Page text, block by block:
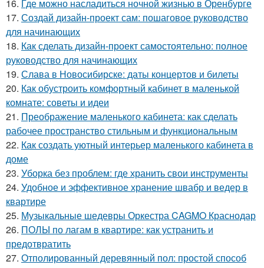
16. Где можно насладиться ночной жизнью в Оренбурге
17. Создай дизайн-проект сам: пошаговое руководство
для начинающих
18. Как сделать дизайн-проект самостоятельно: полное
руководство для начинающих
19. Слава в Новосибирске: даты концертов и билеты
20. Как обустроить комфортный кабинет в маленькой
комнате: советы и идеи
21. Преображение маленького кабинета: как сделать
рабочее пространство стильным и функциональным
22. Как создать уютный интерьер маленького кабинета в
доме
23. Уборка без проблем: где хранить свои инструменты
24. Удобное и эффективное хранение швабр и ведер в
квартире
25. Музыкальные шедевры Оркестра CAGMO Краснодар
26. ПОЛЫ по лагам в квартире: как устранить и
предотвратить
27. Отполированный деревянный пол: простой способ